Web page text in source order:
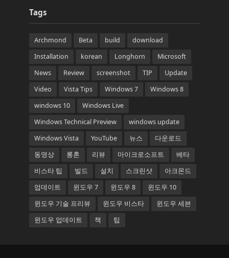
Tags
Archmond Beta build
download
Installation
korean Longhorn
Microsoft
News
Review screenshot TIP
Update
Video
Vista Tips Windows 7
Windows 8
windows 10
Windows Live
Windows Technical Preview
windows update
Windows Vista
YouTube 뉴스
다운로드
동영상
롱혼 리뷰 마이크로소프트
베타
비스타 팁
빌드 설치 스크린샷
아크몬드
업데이트
윈도우 7 윈도우 8
윈도우 10
윈도우 기술 프리뷰
윈도우 비스타
윈도우 세븐
윈도우 업데이트
책 팁